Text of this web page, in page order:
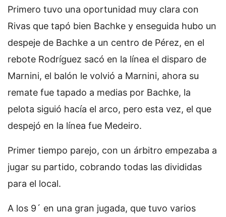
Primero tuvo una oportunidad muy clara con
Rivas que tapó bien Bachke y enseguida hubo un
despeje de Bachke a un centro de Pérez, en el
rebote Rodríguez sacó en la línea el disparo de
Marnini, el balón le volvió a Marnini, ahora su
remate fue tapado a medias por Bachke, la
pelota siguió hacía el arco, pero esta vez, el que
despejó en la línea fue Medeiro.
Primer tiempo parejo, con un árbitro empezaba a
jugar su partido, cobrando todas las divididas
para el local.
A los 9´ en una gran jugada, que tuvo varios